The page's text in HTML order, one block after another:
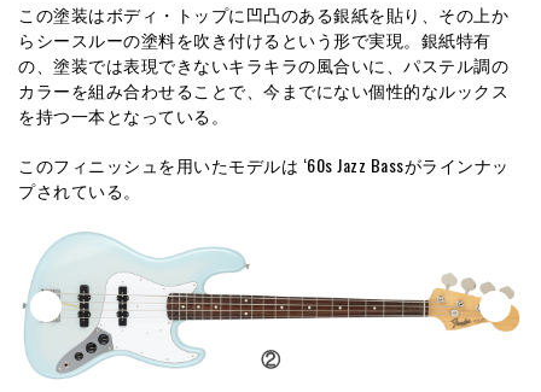
この塗装はボディ・トップに凹凸のある銀紙を貼り、その上か
らシースルーの塗料を吹き付けるという形で実現。銀紙特有
の、塗装では表現できないキラキラの風合いに、パステル調の
カラーを組み合わせることで、今までにない個性的なルックス
を持つ一本となっている。
このフィニッシュを用いたモデルは ‘60s Jazz Bassがラインナッ
プされている。
②